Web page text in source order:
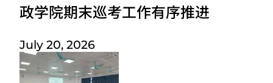
政学院期末巡考工作有序推进
July 20, 2026